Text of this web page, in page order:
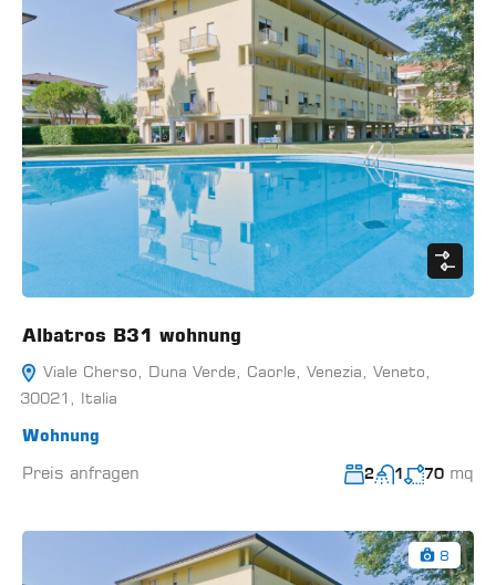
Albatros B31 wohnung
Viale Cherso, Duna Verde, Caorle, Venezia, Veneto,
30021, Italia
Wohnung
Preis anfragen
2 1 70 mq
8